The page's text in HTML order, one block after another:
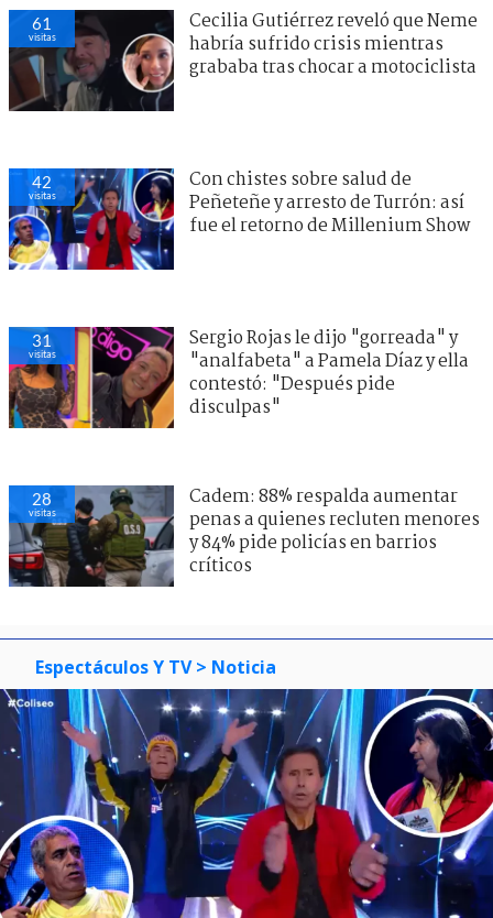
61
visitas
Cecilia Gutiérrez reveló que Neme
habría sufrido crisis mientras
grababa tras chocar a motociclista
42
visitas
Con chistes sobre salud de
Peñeteñe y arresto de Turrón: así
fue el retorno de Millenium Show
31
visitas
Sergio Rojas le dijo "gorreada" y
"analfabeta" a Pamela Díaz y ella
contestó: "Después pide
disculpas"
28
visitas
Cadem: 88% respalda aumentar
penas a quienes recluten menores
y 84% pide policías en barrios
críticos
Espectáculos Y TV > Noticia